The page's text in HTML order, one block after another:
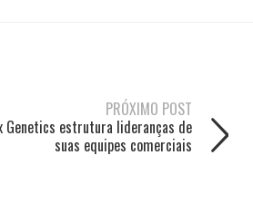
PRÓXIMO POST
Genetics estrutura lideranças de
suas equipes comerciais